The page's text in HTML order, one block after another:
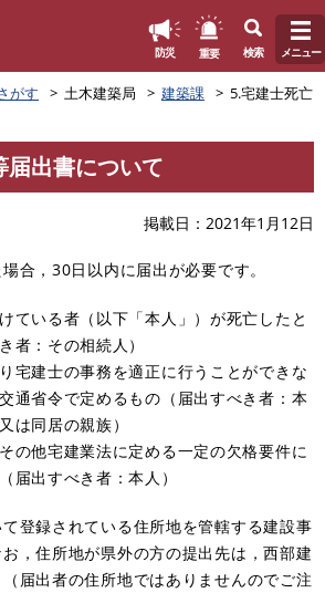
防災 重要 検索 メニュー
がす 土木建築局 建築課
5.宅建士死亡
届出書について
掲載日 2021年1月12日
合，30日以内に届出が必要です。
ている者（以下「本人」）が死亡したと
：その相続人）
宅建士の事務を適正に行うことができな
通省令で定めるもの（届出すべき者：本
は同居の親族）
の他宅建業法に定める一定の欠格要件に
出すべき者：本人）
登録されている住所地を管轄する建設事
，住所地が県外の方の提出先は，西部建
届出者の住所地ではありませんのでご注